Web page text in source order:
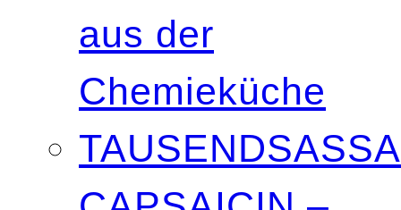
aus der
Chemieküche
TAUSENDSASSA